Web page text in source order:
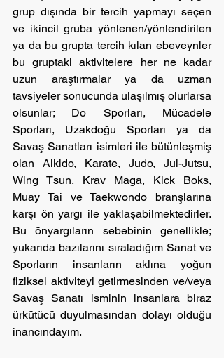
grup dışında bir tercih yapmayı seçen
ve ikincil gruba yönlenen/yönlendirilen
ya da bu grupta tercih kılan ebeveynler
bu gruptaki aktivitelere her ne kadar
uzun araştırmalar ya da uzman
tavsiyeler sonucunda ulaşılmış olurlarsa
olsunlar; Do Sporları, Mücadele
Sporları, Uzakdoğu Sporları ya da
Savaş Sanatları isimleri ile bütünleşmiş
olan Aikido, Karate, Judo, Jui-Jutsu,
Wing Tsun, Krav Maga, Kick Boks,
Muay Tai ve Taekwondo branşlarına
karşı ön yargı ile yaklaşabilmektedirler.
Bu önyargıların sebebinin genellikle;
yukarıda bazılarını sıraladığım Sanat ve
Sporların insanların aklına yoğun
fiziksel aktiviteyi getirmesinden ve/veya
Savaş Sanatı isminin insanlara biraz
ürkütücü duyulmasından dolayı olduğu
inancındayım.